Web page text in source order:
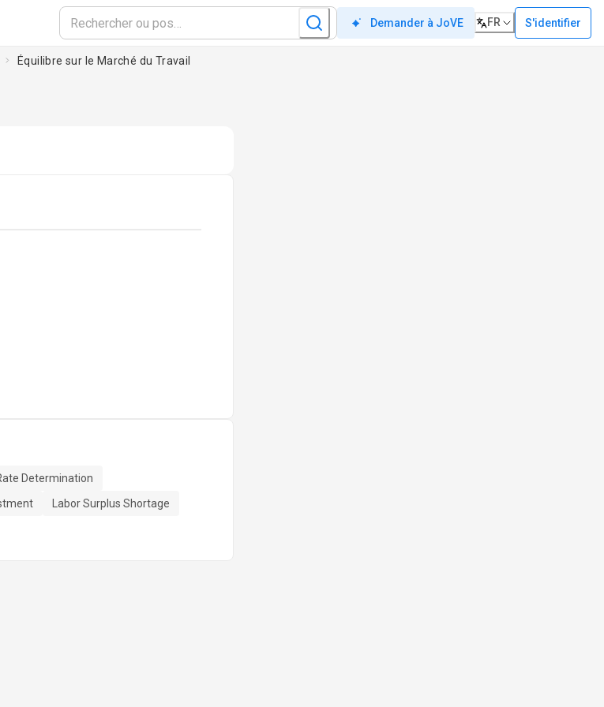
Demander à JoVE FR S'identifier
Équilibre sur le Marché du Travail
Determination
Labor Surplus Shortage